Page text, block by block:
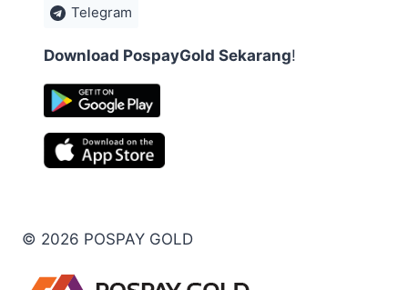
Telegram
Download PospayGold Sekarang!
© 2026 POSPAY GOLD